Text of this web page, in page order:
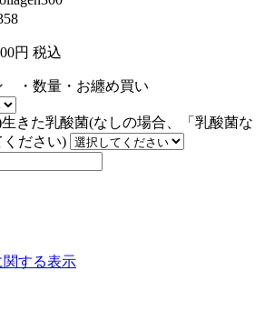
円 税込
・数量・お纏め買い
きた乳酸菌(なしの場合、「乳酸菌な
ください)
する表示